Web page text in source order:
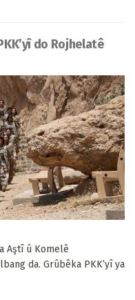
do Rojhelatê
Aştî û Komelê
da. Grûbêka PKK’yî ya